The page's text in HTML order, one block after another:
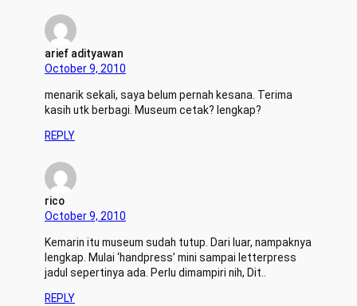
arief adityawan
October 9, 2010
menarik sekali, saya belum pernah kesana. Terima
kasih utk berbagi. Museum cetak? lengkap?
REPLY
rico
October 9, 2010
Kemarin itu museum sudah tutup. Dari luar, nampaknya
lengkap. Mulai ‘handpress’ mini sampai letterpress
jadul sepertinya ada. Perlu dimampiri nih, Dit..
REPLY